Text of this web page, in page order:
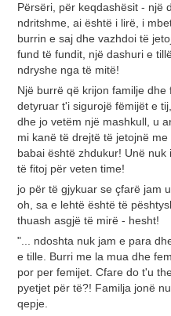
Përsëri, për keqdashësit - një
ndritshme, ai është i lirë, i
burrin e saj dhe vazhdoi të
fund të fundit, një dashuri e
ndryshe nga të mitë!
Një burrë që krijon familje
detyruar t'i sigurojë fëmijët e
dhe jo vetëm një mashkull, u
mi kanë të drejtë të jetojnë
babai është zhdukur! Unë
të fitoj për veten time!
jo për të gjykuar se çfarë jam
oh, sa e lehtë është të
thuash asgjë të mirë - hesht!
"... ndoshta nuk jam e para
e tille. Burri me la mua dhe
por per femijet. Cfare do t'u
pyetjet për të?! Familja jonë
qepje.